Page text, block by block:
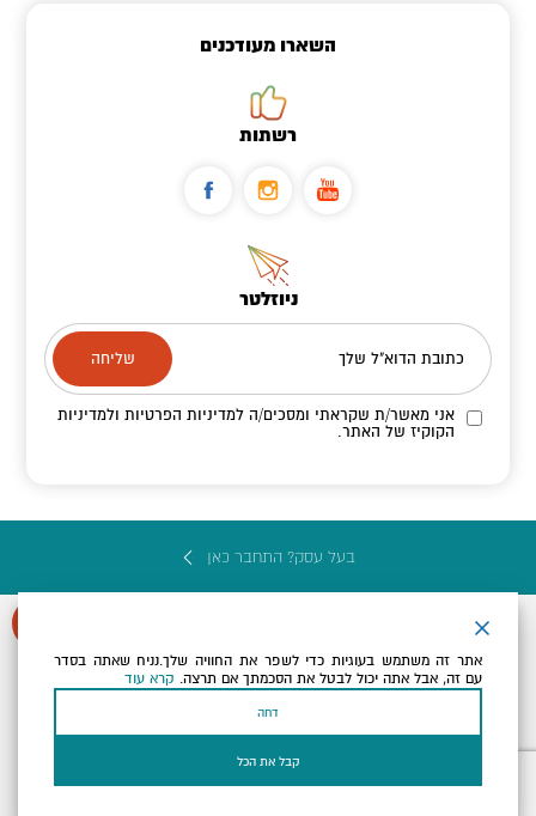
השארו מעודכנים
רשתות
ניוזלטר
כתובת הדוא"ל שלך
אני מאשר/ת שקראתי ומסכים/הלמדיניות הפרטיות ולמדיניות
הקוקיז של האתר.
בעל עסק? התחבר כאן
כל הזכויות שמורות לארץ ים המלח ©
אתר זה משתמש בעוגיות כדי לשפר את החוויה שלך.נניח שאתה בסדר
עם זה, אבל אתה יכול לבטל את הסכמתך אם תרצה. קרא עוד
דחה
קבל את הכל